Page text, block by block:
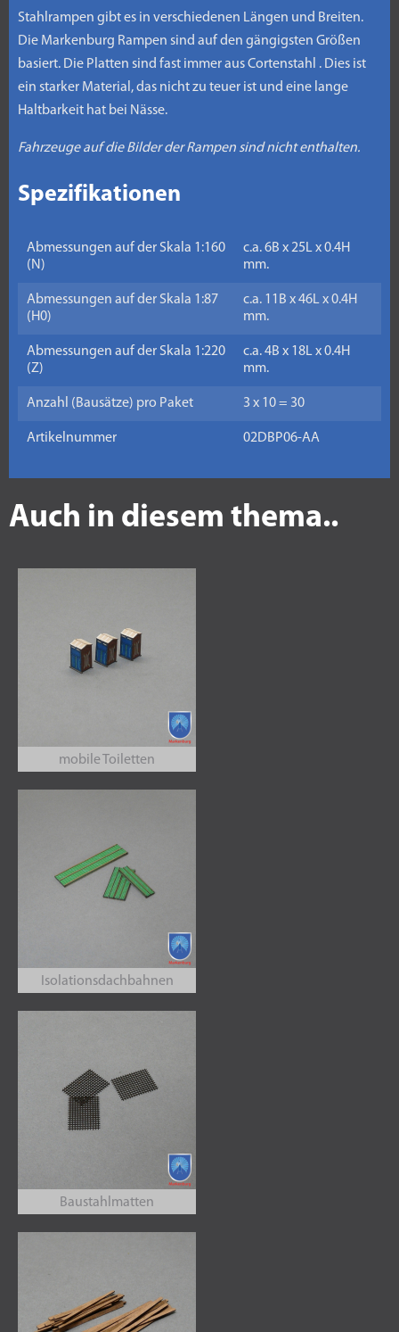
Stahlrampen gibt es in verschiedenen Längen und Breiten.
Die Markenburg Rampen sind auf den gängigsten Größen
basiert. Die Platten sind fast immer aus Cortenstahl . Dies ist
ein starker Material, das nicht zu teuer ist und eine lange
Haltbarkeit hat bei Nässe.
Fahrzeuge auf die Bilder der Rampen sind nicht enthalten.
Spezifikationen
Abmessungen auf der Skala 1:160
(N)
c.a. 6B x 25L x 0.4H
mm.
Abmessungen auf der Skala 1:87
(H0)
c.a. 11B x 46L x 0.4H
mm.
Abmessungen auf der Skala 1:220
(Z)
c.a. 4B x 18L x 0.4H
mm.
Anzahl (Bausätze) pro Paket 3 x 10 = 30
Artikelnummer 02DBP06-AA
Auch in diesem thema..
mobile Toiletten
Isolationsdachbahnen
Baustahlmatten